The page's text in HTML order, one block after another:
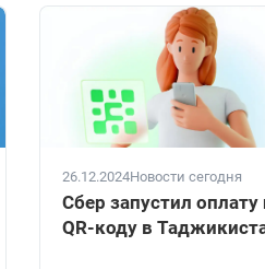
26.12.2024Новости сегодня
Сбер запустил оплату
QR-коду в